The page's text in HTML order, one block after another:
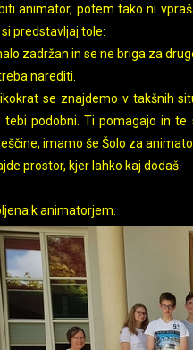
animator, potem tako ni
predstavljaj tole:
zadržan in se ne briga za
narediti.
se znajdemo v takšnih
podobni. Ti pomagajo in
imamo še Šolo za
prostor, kjer lahko kaj dodaš.
k animatorjem.